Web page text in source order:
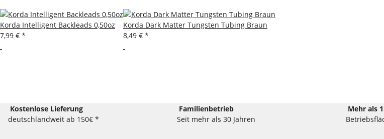
Korda Intelligent Backleads 0,50oz
7,99 € *
Korda Dark Matter Tungsten Tubing Braun
8,49 € *
Kostenlose Lieferung
deutschlandweit ab 150€ *
Familienbetrieb
Seit mehr als 30 Jahren
Mehr als